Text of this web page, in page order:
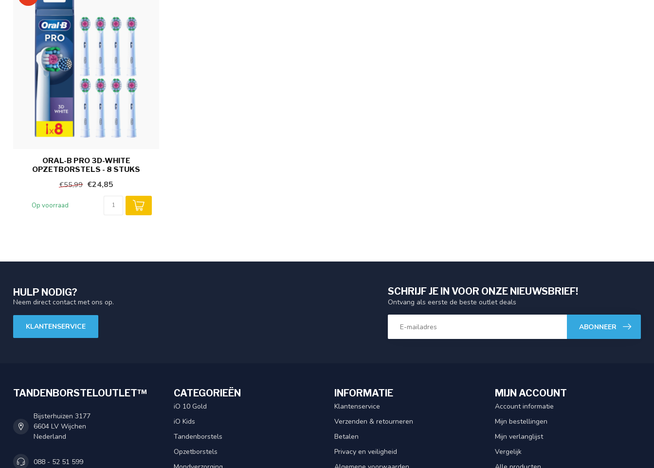
ORAL-B PRO 3D-WHITE
OPZETBORSTELS - 8 STUKS
€55,99 €24,85
Op voorraad
HULP NODIG?
Neem direct contact met ons op.
KLANTENSERVICE
SCHRIJF JE IN VOOR ONZE NIEUWSBRIEF!
Ontvang als eerste de beste outlet deals
ABONNEER
TANDENBORSTELOUTLET™
Bijsterhuizen 3177
6604 LV Wijchen
Nederland
088 - 52 51 599
CATEGORIEËN
iO 10 Gold
iO Kids
Tandenborstels
Opzetborstels
INFORMATIE
Klantenservice
Verzenden & retourneren
Betalen
Privacy en veiligheid
MIJN ACCOUNT
Account informatie
Mijn bestellingen
Mijn verlanglijst
Vergelijk